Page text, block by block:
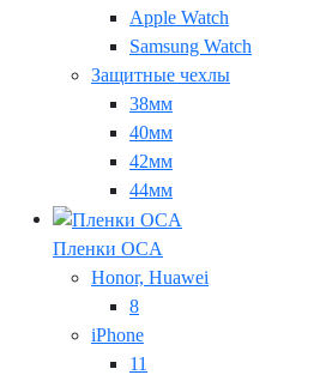
Apple Watch
Samsung Watch
Защитные чехлы
38мм
40мм
42мм
44мм
Пленки OCA
Honor, Huawei
8
iPhone
11